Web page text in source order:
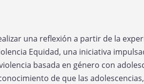
una reflexión a partir de la
Equidad, una iniciativa
basada en género con
de que las